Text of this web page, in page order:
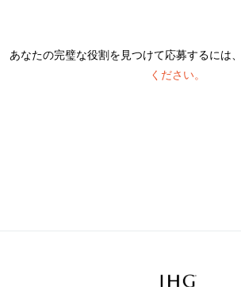
あなたの完璧な役割を見つけて応募するには、
ください。